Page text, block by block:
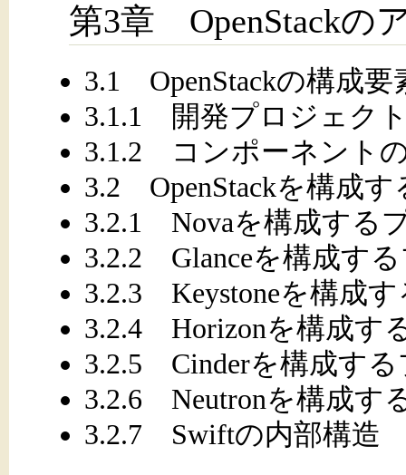
第3章 OpenStackの
3.1 OpenStackの構成要
3.1.1 開発プロジェク
3.1.2 コンポーネント
3.2 OpenStackを構成
3.2.1 Novaを構成する
3.2.2 Glanceを構成す
3.2.3 Keystoneを構成
3.2.4 Horizonを構成す
3.2.5 Cinderを構成す
3.2.6 Neutronを構成す
3.2.7 Swiftの内部構造